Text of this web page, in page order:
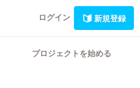
ログイン 新規登録
プロジェクトを始める